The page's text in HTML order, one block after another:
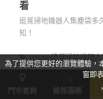
看
追覓掃地機器人集塵袋多
知！
門市查詢 維修服務
為了提供您更好的瀏覽體驗，
窗即